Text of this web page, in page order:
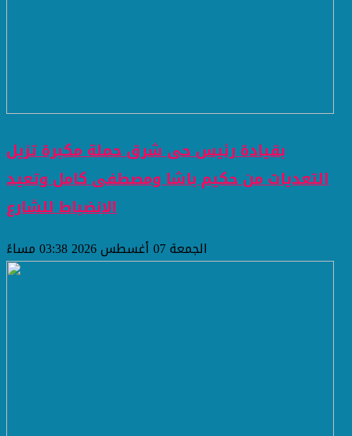
بقيادة رئيس حى شرق حملة مكبرة تزيل
التعديات من حكيم باشا ومصطفى كامل وتعيد
الانضباط للشارع
الجمعة 07 أغسطس 2026 03:38 مساءً